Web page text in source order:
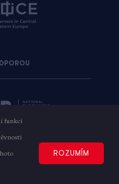
| Všechna práva vyhrazena
funkcí
ROZUMÍM